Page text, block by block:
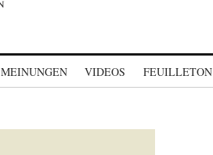
MEINUNGEN VIDEOS FEUILLETON